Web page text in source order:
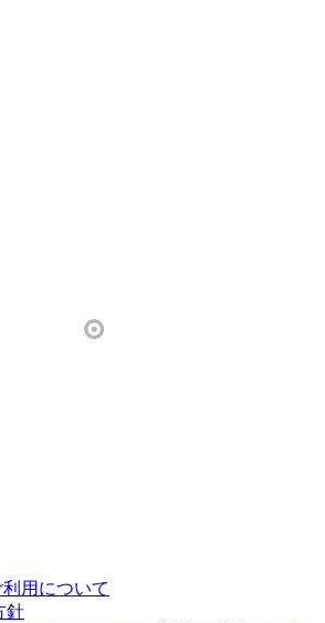
用について
針